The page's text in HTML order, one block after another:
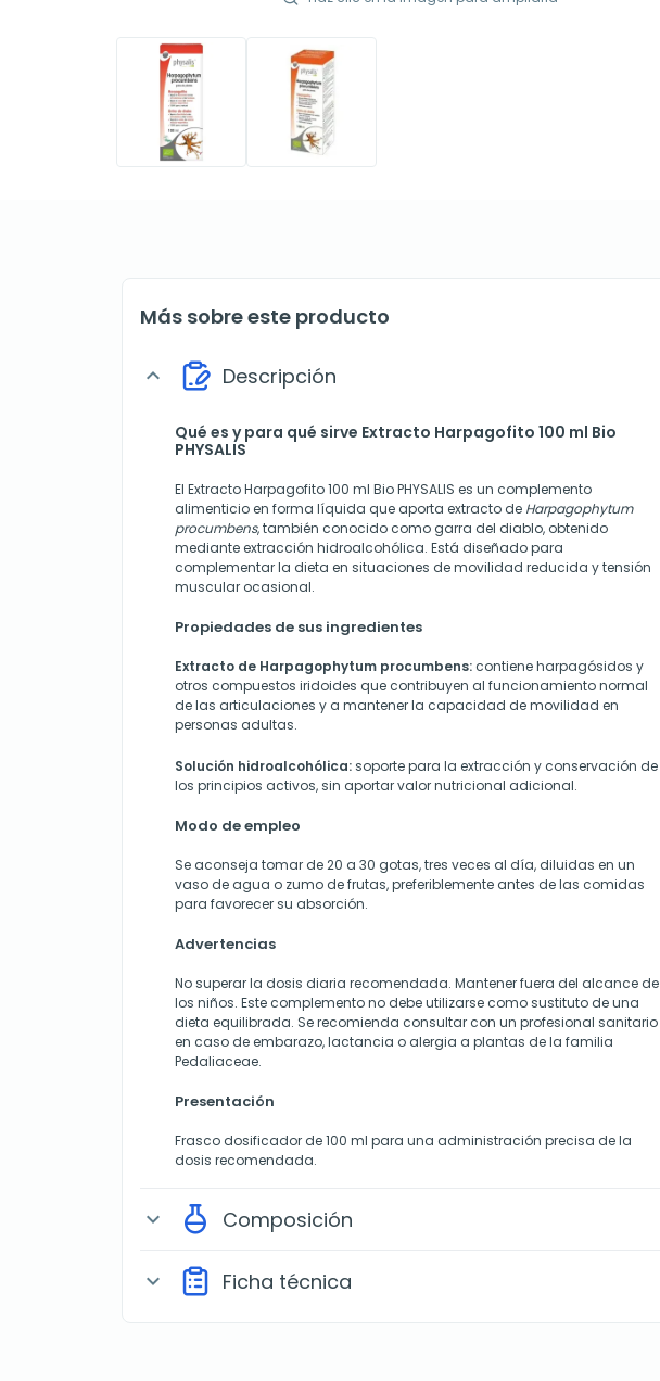
Más sobre este producto
expand_more Descripción
Qué es y para qué sirve Extracto Harpagofito 100 ml Bio
PHYSALIS
El Extracto Harpagofito 100 ml Bio PHYSALIS es un complemento
alimenticio en forma líquida que aporta extracto de Harpagophytum
procumbens, también conocido como garra del diablo, obtenido
mediante extracción hidroalcohólica. Está diseñado para
complementar la dieta en situaciones de movilidad reducida y tensión
muscular ocasional.
Propiedades de sus ingredientes
Extracto de Harpagophytum procumbens: contiene harpagósidos y
otros compuestos iridoides que contribuyen al funcionamiento normal
de las articulaciones y a mantener la capacidad de movilidad en
personas adultas.
Solución hidroalcohólica:soporte para la extracción y conservación de
los principios activos, sin aportar valor nutricional adicional.
Modo de empleo
Se aconseja tomar de 20 a 30 gotas, tres veces al día, diluidas en un
vaso de agua o zumo de frutas, preferiblemente antes de las comidas
para favorecer su absorción.
Advertencias
No superar la dosis diaria recomendada. Mantener fuera del alcance de
los niños. Este complemento no debe utilizarse como sustituto de una
dieta equilibrada. Se recomienda consultar con un profesional sanitario
en caso de embarazo, lactancia o alergia a plantas de la familia
Pedaliaceae.
Presentación
Frasco dosificador de 100 ml para una administración precisa de la
dosis recomendada.
expand_more Composición
expand_more Ficha técnica